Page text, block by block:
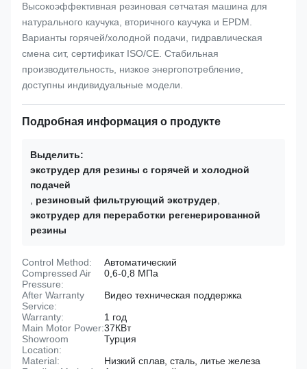
Высокоэффективная резиновая сетчатая машина для
натурального каучука, вторичного каучука и EPDM.
Варианты горячей/холодной подачи, гидравлическая
смена сит, сертификат ISO/CE. Стабильная
производительность, низкое энергопотребление,
доступны индивидуальные модели.
Подробная информация о продукте
Выделить:
экструдер для резины с горячей и холодной
подачей
резиновый фильтрующий экструдер
экструдер для переработки регенерированной
резины
Control Method:
Автоматический
Compressed Air
Pressure:
0,6-0,8 МПа
After Warranty
Service:
Видео техническая поддержка
Warranty:
1 год
Main Motor Power:37КВт
Showroom
Location:
Турция
Material:
Низкий сплав, сталь, литье железа